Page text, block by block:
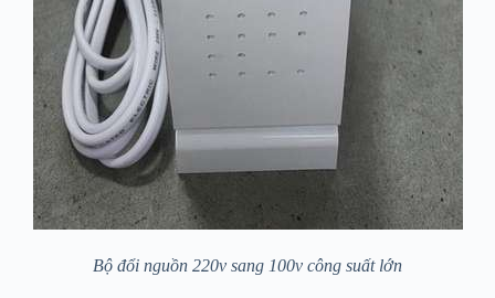
Bộ đổi nguồn 220v sang 100v công suất lớn